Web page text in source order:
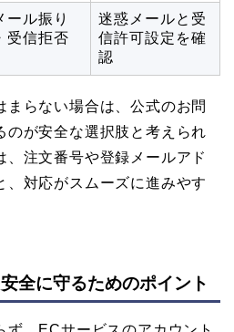
ール振り
受信拒否
迷惑メールと受
信許可設定を確
認
まらない場合は、公式のお問
のが安全な選択肢と考えられ
、注文番号や登録メールアド
、対応がスムーズに進みやす
全に守るためのポイント